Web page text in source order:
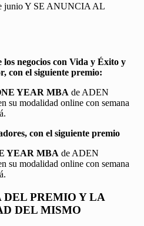
junio Y SE ANUNCIA AL
los negocios con Vida y Éxito y
con el siguiente premio:
YEAR MBA de ADEN
su modalidad online con semana
con el siguiente premio
YEAR MBA de ADEN
su modalidad online con semana
DEL PREMIO Y LA
DEL MISMO